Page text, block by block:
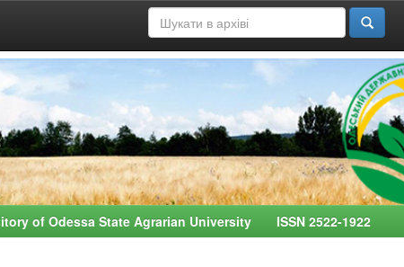
of Odessa State Agrarian University ISSN 2522-1922